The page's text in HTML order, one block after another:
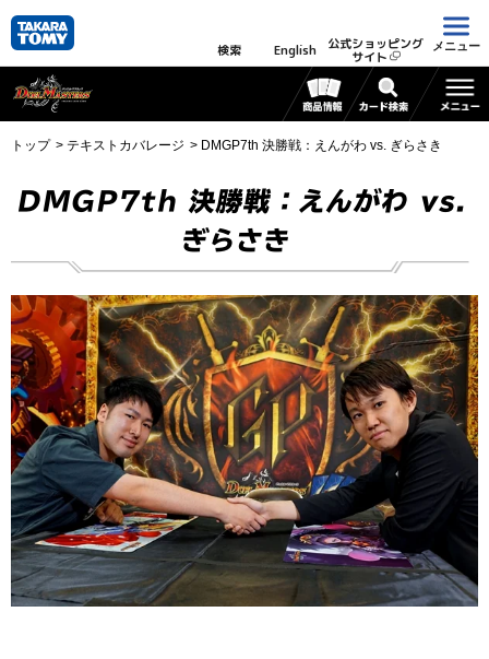
検索 English 公式ショッピング
サイト
メニュー
トップ テキストカバレージ DMGP7th 決勝戦：えんがわ vs. ぎらさき
DMGP7th 決勝戦：えんがわ vs.
ぎらさき